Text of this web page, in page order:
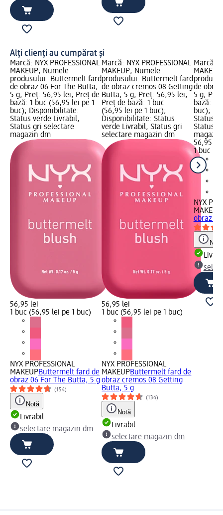
Alți clienți au cumpărat și
Marcă: NYX PROFESSIONAL
MAKEUP; Numele
produsului: Buttermelt fard
de obraz 06 For The Butta,
5 g; Preț: 56,95 lei; Preț de
bază: 1 buc (56,95 lei pe 1
buc); Disponibilitate:
Status verde Livrabil,
Status gri selectare
magazin dm
56,95 lei
1 buc (56,95 lei pe 1 buc)
NYX PROFESSIONAL
MAKEUPButtermelt fard de
obraz 06 For The Butta, 5 g
(154)
Notă
Livrabil
selectare magazin dm
Marcă: NYX PROFESSIONAL
MAKEUP; Numele
produsului: Buttermelt fard
de obraz cremos 08 Getting
Butta, 5 g; Preț: 56,95 lei;
Preț de bază: 1 buc
(56,95 lei pe 1 buc);
Disponibilitate: Status
verde Livrabil, Status gri
selectare magazin dm
56,95 lei
1 buc (56,95 lei pe 1 buc)
NYX PROFESSIONAL
MAKEUPButtermelt fard de
obraz cremos 08 Getting
Butta, 5 g
(134)
Notă
Livrabil
selectare magazin dm
Marcă:
de
5 g;
bază: 1
buc);
Status
Status
56,95 lei
1 buc
NYX
MAKEUP
obraz
Notă